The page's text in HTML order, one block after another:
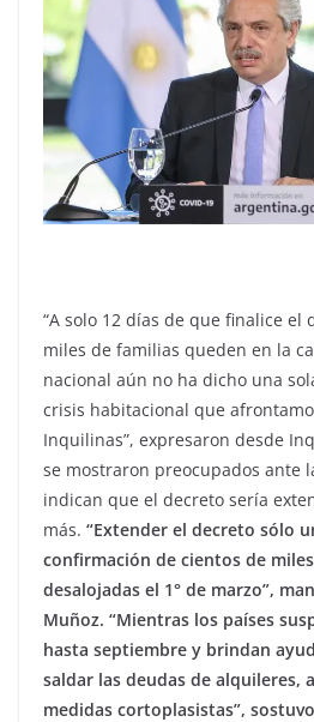
“A solo 12 días de que finalice el
miles de familias queden en la
nacional aún no ha dicho una
crisis habitacional que
Inquilinas”, expresaron desde
se mostraron preocupados ante
indican que el decreto sería
más. “Extender el decreto sólo
confirmación de cientos de
desalojadas el 1° de marzo”,
Muñoz. “Mientras los países
hasta septiembre y brindan
saldar las deudas de alquileres,
medidas cortoplasistas”, sostuvo